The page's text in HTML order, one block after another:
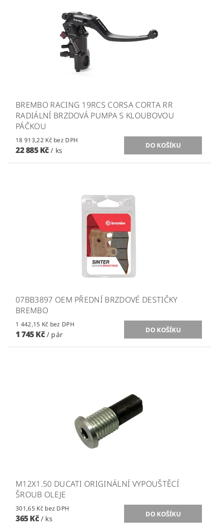
BREMBO RACING 19RCS CORSA CORTA RR
RADIÁLNÍ BRZDOVÁ PUMPA S KLOUBOVOU
PÁČKOU
18 913,22 Kč bez DPH
22 885 Kč/ ks
07BB3897 OEM PŘEDNÍ BRZDOVÉ DESTIČKY
BREMBO
1 442,15 Kč bez DPH
1 745 Kč / pár
M12X1.50 DUCATI ORIGINÁLNÍ VYPOUŠTĚCÍ
ŠROUB OLEJE
301,65 Kč bez DPH
365 Kč / ks